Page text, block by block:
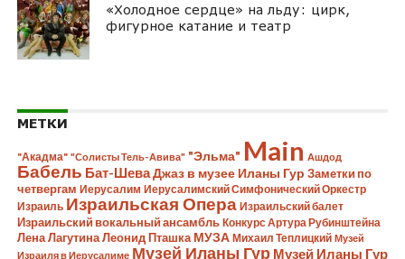
«Холодное сердце» на льду: цирк,
фигурное катание и театр
МЕТКИ
"Акадма" "Солисты Тель-Авива" "Эльма" Main Ашдод
Бабель Бат-ШеваДжаз в музее Иланы Гур Заметки по
четвергам Иерусалим Иерусалимский Симфонический Оркестр
Израиль Израильская Опера Израильский балет
Израильский вокальный ансамбль Конкурс Артура Рубинштейна
Лена Лагутина Леонид Пташка МУЗА Михаил Теплицкий Музей
Израиля в Иерусалиме Музей Иланы Гур Музей Иланы Гур